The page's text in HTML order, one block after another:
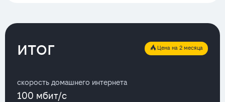
итог Цена на 2 месяца
скорость домашнего интернета
100 мбит/с